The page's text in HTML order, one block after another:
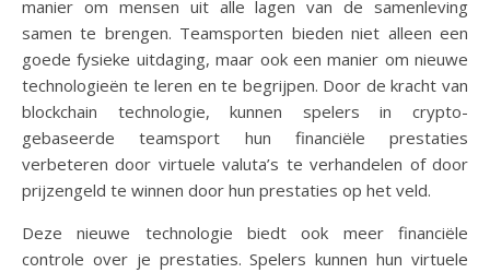
manier om mensen uit alle lagen van de samenleving
samen te brengen. Teamsporten bieden niet alleen een
goede fysieke uitdaging, maar ook een manier om nieuwe
technologieën te leren en te begrijpen. Door de kracht van
blockchain technologie, kunnen spelers in crypto-
gebaseerde teamsport hun financiële prestaties
verbeteren door virtuele valuta’s te verhandelen of door
prijzengeld te winnen door hun prestaties op het veld.
Deze nieuwe technologie biedt ook meer financiële
controle over je prestaties. Spelers kunnen hun virtuele